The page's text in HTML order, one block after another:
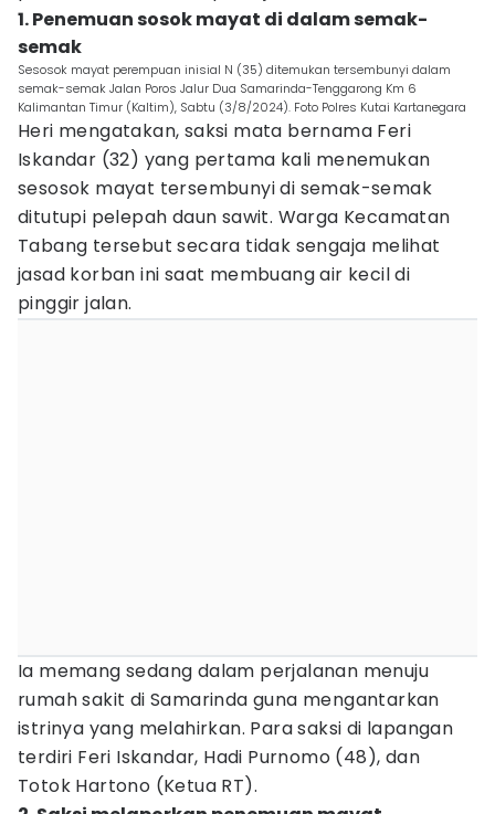
1. Penemuan sosok mayat di dalam semak-
semak
Sesosok mayat perempuan inisial N (35) ditemukan tersembunyi dalam
semak-semak Jalan Poros Jalur Dua Samarinda-Tenggarong Km 6
Kalimantan Timur (Kaltim), Sabtu (3/8/2024). Foto Polres Kutai Kartanegara
Heri mengatakan, saksi mata bernama Feri
Iskandar (32) yang pertama kali menemukan
sesosok mayat tersembunyi di semak-semak
ditutupi pelepah daun sawit. Warga Kecamatan
Tabang tersebut secara tidak sengaja melihat
jasad korban ini saat membuang air kecil di
pinggir jalan.
Ia memang sedang dalam perjalanan menuju
rumah sakit di Samarinda guna mengantarkan
istrinya yang melahirkan. Para saksi di lapangan
terdiri Feri Iskandar, Hadi Purnomo (48), dan
Totok Hartono (Ketua RT).